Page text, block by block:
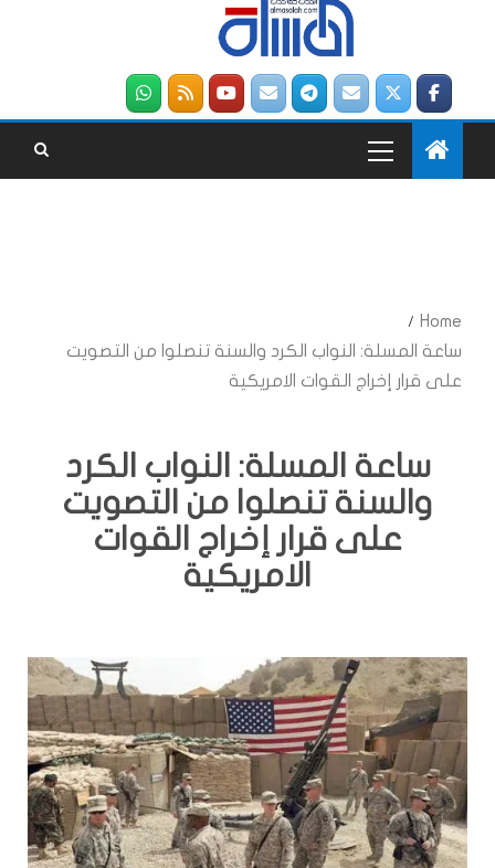
Home
ساعة المسلة: النواب الكرد والسنة تنصلوا من التصويت
على قرار إخراج القوات الامريكية
ساعة المسلة: النواب الكرد
والسنة تنصلوا من التصويت
على قرار إخراج القوات
الامريكية